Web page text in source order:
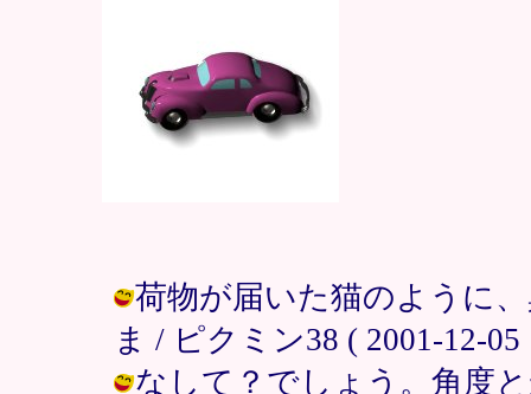
荷物が届いた猫のように
ま / ピクミン38 ( 2001-12-05
なして？でしょう。角度